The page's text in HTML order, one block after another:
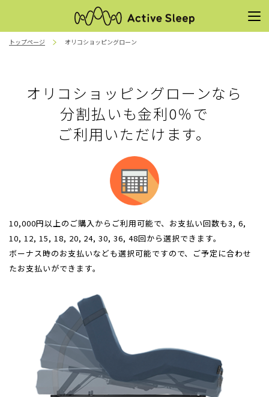
トップページ オリコショッピングローン
オリコショッピングローンなら
分割払いも金利0％で
ご利用いただけます。
10,000円以上のご購入からご利用可能で、 お支払い回数も3, 6,
10, 12, 15, 18, 20, 24, 30, 36, 48回から選択できます。
ボーナス時のお支払いなども選択可能ですので、ご予定に合わせ
たお支払いができます。